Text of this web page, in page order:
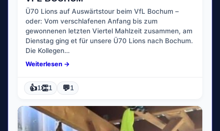
Ü70 Lions auf Auswärtstour beim VfL Bochum –
oder: Vom verschlafenen Anfang bis zum
gewonnenen letzten Viertel Mahlzeit zusammen, am
Dienstag ging et für unsere Ü70 Lions nach Bochum.
Die Kollegen…
Weiterlesen →
👍1👏1 💬1